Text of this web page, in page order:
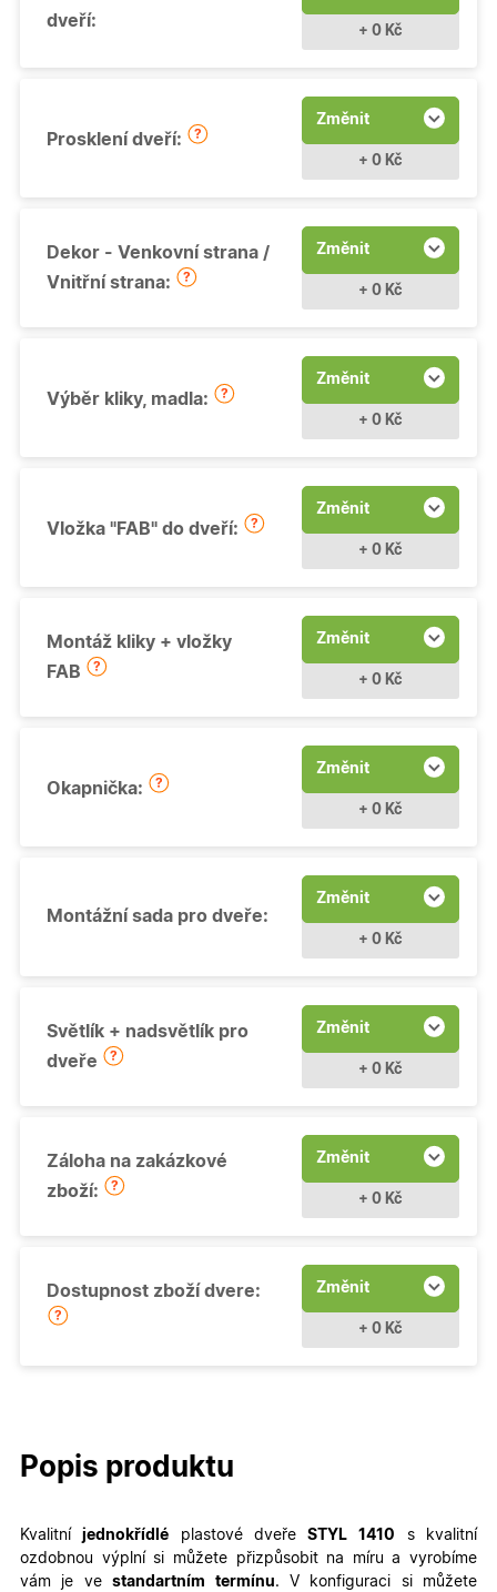
dveří:
+ 0 Kč
Prosklení dveří:
Změnit
+ 0 Kč
Dekor - Venkovní strana /
Vnitřní strana:
Změnit
+ 0 Kč
Výběr kliky, madla:
Změnit
+ 0 Kč
Vložka "FAB" do dveří:
Změnit
+ 0 Kč
Montáž kliky + vložky
FAB
Změnit
+ 0 Kč
Okapnička:
Změnit
+ 0 Kč
Montážní sada pro dveře:
Změnit
+ 0 Kč
Světlík + nadsvětlík pro
dveře
Změnit
+ 0 Kč
Záloha na zakázkové
zboží:
Změnit
+ 0 Kč
Dostupnost zboží dvere: Změnit
+ 0 Kč
Popis produktu
Kvalitníjednokřídlé plastové dveřeSTYL 1410
s kvalitní
ozdobnou výplní si můžete přizpůsobit na míru a vyrobíme
vám je vestandartním termínu. V konfiguraci si můžete